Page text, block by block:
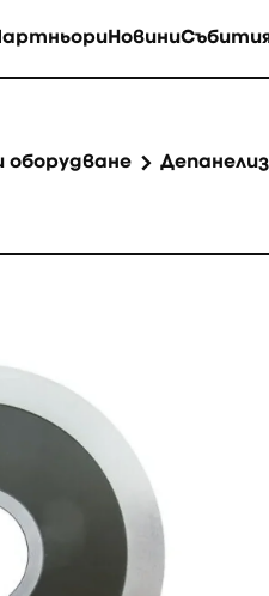
Новини